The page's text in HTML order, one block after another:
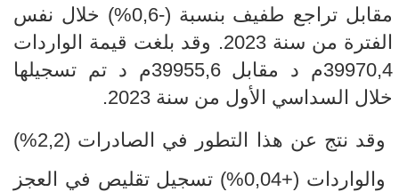
مقابل تراجع طفيف بنسبة (-0,6%) خلال نفس
الفترة من سنة 2023. وقد بلغت قيمة الواردات
39970,4م د مقابل 39955,6م د تم تسجيلها
خلال السداسي الأول من سنة 2023.
وقد نتج عن هذا التطور
في الصادرات (2,2 %
)
والواردات (+0,04
%) تسجيل تقليص في العجز